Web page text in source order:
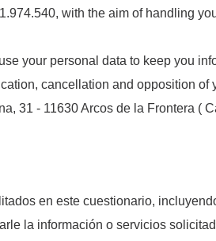
with the aim of handling
your personal data to keep you
cancellation and opposition
31 - 11630 Arcos de la Frontera (
en este cuestionario,
la información o servicios